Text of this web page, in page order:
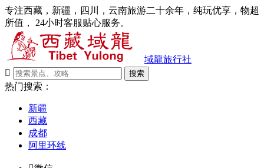
专注西藏，新疆，四川，云南旅游二十余年，纯玩优享，物超
所值， 24小时客服贴心服务。
域龍旅行社

搜索
热门搜索：
新疆
西藏
成都
阿里环线